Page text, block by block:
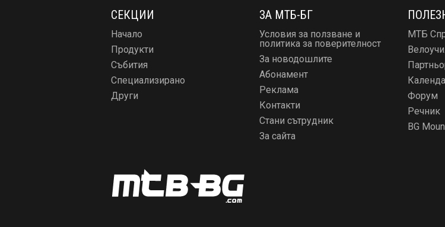
СЕКЦИИ
Начало
Продукти
Събития
Специализирано
Други
ЗА МТБ-БГ
Условия за ползване и
политика за поверителност
За новодошлите
Абонамент
Реклама
Контакти
Стани сътрудник
За сайта
МТБ
Форум
Речник
BG